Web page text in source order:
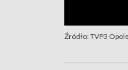
Źródło: TVP3